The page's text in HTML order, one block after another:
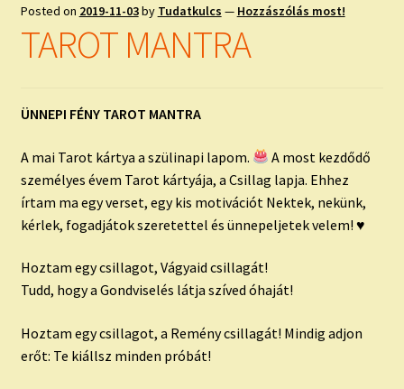
ISMERJ MEG!
TAROT ELEMZÉS MEGRENDELÉSE LIMITÁLT!
AJÁNDÉKOKKAL!
Posted on 2019-11-03by Tudatkulcs — Hozzászólás most!
TAROT MANTRA
ÜNNEPI FÉNY TAROT MANTRA
A mai Tarot kártya a szülinapi lapom.
A most kezdődő
személyes évem Tarot kártyája, a Csillag lapja. Ehhez
írtam ma egy verset, egy kis motivációt Nektek, nekünk,
kérlek, fogadjátok szeretettel és ünnepeljetek velem! ♥
Hoztam egy csillagot, Vágyaid csillagát!
Tudd, hogy a Gondviselés látja szíved óhaját!
Hoztam egy csillagot, a Remény csillagát! Mindig adjon
erőt: Te kiállsz minden próbát!